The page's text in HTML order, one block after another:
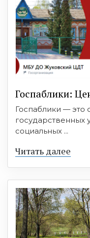
Госпаблики:
Госпаблики — это
государственных
социальных ...
Читать далее